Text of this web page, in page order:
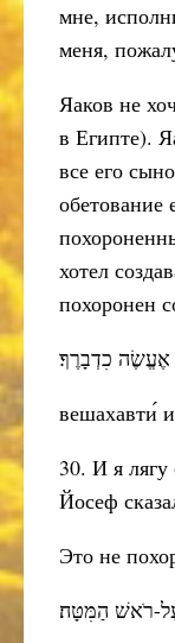
мне,
меня,
Яаков не
в Египте).
все его
обетование
хотел
похоронен
כִדְבָרֶךָ׃
вешахавти́
30. И я
Йосеф
Это не